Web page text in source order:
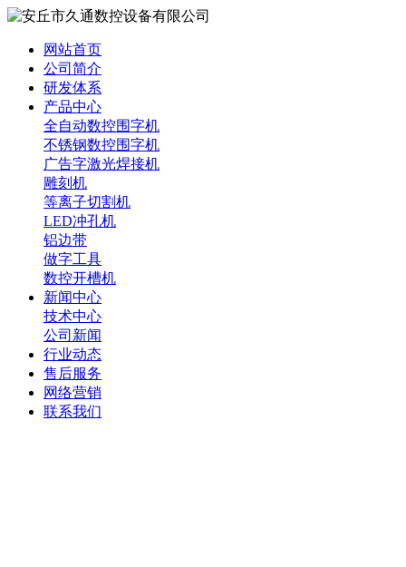
网站首页
公司简介
研发体系
产品中心
全自动数控围字机
不锈钢数控围字机
广告字激光焊接机
雕刻机
等离子切割机
LED冲孔机
铝边带
做字工具
数控开槽机
新闻中心
技术中心
公司新闻
行业动态
售后服务
网络营销
联系我们